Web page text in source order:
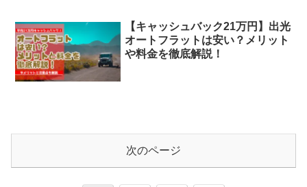
【キャッシュバック21万円】出光
オートフラットは安い？メリット
や料金を徹底解説！
次のページ